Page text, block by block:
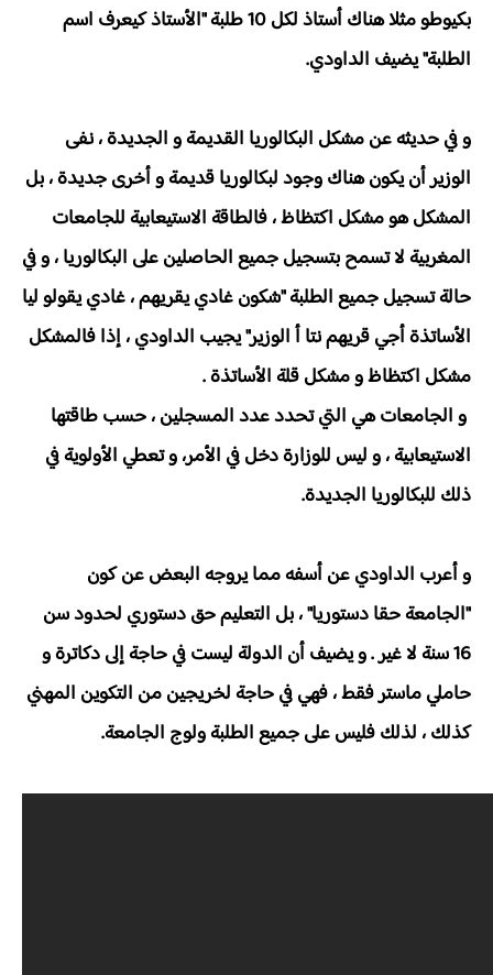
بكيوطو مثلا هناك أستاذ لكل 10 طلبة "الأستاذ كيعرف اسم
الطلبة" يضيف الداودي.
و في حديثه عن مشكل البكالوريا القديمة و الجديدة ،نفى
الوزير أن يكون هناكوجود لبكالوريا قديمة و أخرى جديدة ، بل
المشكل هو مشكل اكتظاظ ، فالطاقة الاستيعابية للجامعات
المغربية لا تسمح بتسجيل جميع الحاصلين على البكالوريا ، و في
حالة تسجيل جميع الطلبة "شكون غادي يقريهم ، غادي يقولو ليا
الأساتذة أجي قريهم نتا أ الوزير" يجيب الداودي ، إذا فالمشكل
مشكل اكتظاظ و مشكل قلة الأساتذة .
و الجامعات هي التي تحدد عدد المسجلين ، حسب طاقتها
الاستيعابية ، و ليس للوزارة دخل في الأمر، و تعطي الأولوية في
ذلك للبكالوريا الجديدة.
و أعرب الداودي عن أسفه مما يروجه البعض عن كون
"الجامعة حقا دستوريا" ، بل التعليم حق دستوري لحدود سن
16 سنة لا غير . و يضيف أن
الدولة ليست في حاجة إلى دكاترة و
حاملي ماستر فقط ، فهي في حاجة لخريجين من التكوين المهني
كذلك ، لذلك فليسعلى جميع الطلبة ولوج الجامعة.